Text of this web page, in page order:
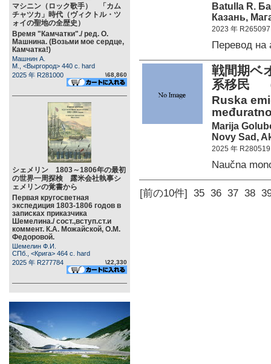
マシニン（ロック歌手） 「カム
チャツカ」時代（ヴィクトル・ツ
ォイの聖地の全歴史）
Время "Камчатки"./ ред. О.
Машнина. (Возьми мое сердце,
Камчатка!)
Машнин А.
М., <Выргород> 440 c. hard
2025 年 R281000
\68,860
シェメリン 1803～1806年の最初
の世界一周探検 露米会社執事シ
ェメリンの覚書から
Первая кругосветная
экспедиция 1803-1806 годов в
записках приказчика
Шемелина./ сост.,вступ.ст.и
коммент. К.А. Можайской, О.М.
Федоровой.
Шемелин Ф.И.
СПб., <Крига> 464 c. hard
2025 年 R277784
\22,330
Batulla R.
Казань,
2023 年 R265097
Перевод на
戦間期ベ
系移民
Ruska
Marija
Novy Sad,
2025 年 R280519
Naučna
[前の10件] 35 36 37 38